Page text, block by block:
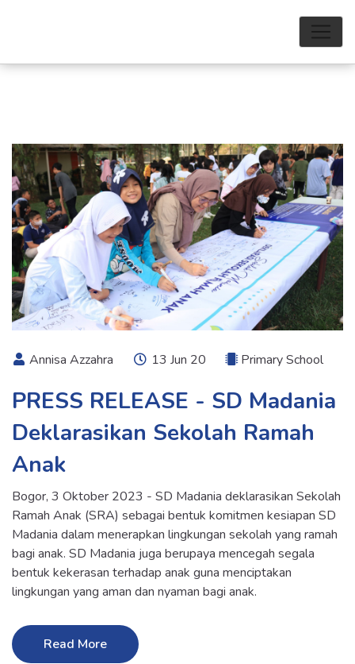
Annisa Azzahra 13 Jun 20 Primary School
PRESS RELEASE - SD Madania
Deklarasikan Sekolah Ramah
Anak
Bogor, 3 Oktober 2023 - SD Madania deklarasikan Sekolah
Ramah Anak (SRA) sebagai bentuk komitmen kesiapan SD
Madania dalam menerapkan lingkungan sekolah yang ramah
bagi anak. SD Madania juga berupaya mencegah segala
bentuk kekerasan terhadap anak guna menciptakan
lingkungan yang aman dan nyaman bagi anak.
Read More